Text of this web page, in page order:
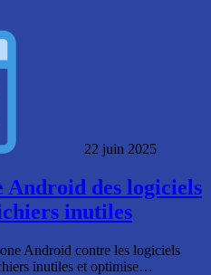
22 juin 2025
Android des logiciels
inutiles
Android contre les logiciels
inutiles et optimise…